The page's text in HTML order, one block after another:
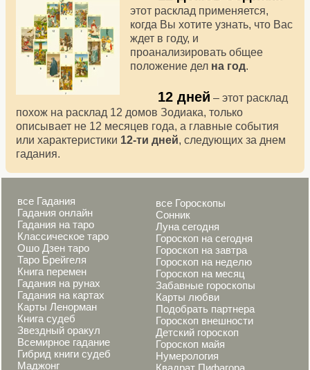
этот расклад применяется,
когда Вы хотите узнать, что Вас
ждет в году, и
проанализировать общее
положение дел на год.
12 дней – этот расклад
похож на расклад 12 домов Зодиака, только
описывает не 12 месяцев года, а главные события
или характеристики 12-ти дней, следующих за днем
гадания.
все Гадания
Гадания онлайн
Гадания на таро
Классическое таро
Ошо Дзен таро
Таро Брейгеля
Книга перемен
Гадания на рунах
Гадания на картах
Карты Ленорман
Книга судеб
Звездный оракул
Всемирное гадание
Гибрид книги судеб
Маджонг
все Гороскопы
Сонник
Луна сегодня
Гороскоп на сегодня
Гороскоп на завтра
Гороскоп на неделю
Гороскоп на месяц
Забавные гороскопы
Карты любви
Подобрать партнера
Гороскоп внешности
Детский гороскоп
Гороскоп майя
Нумерология
Квадрат Пифагора